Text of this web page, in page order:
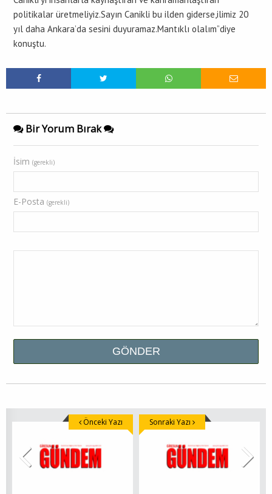
politikalar üretmeliyiz.Sayın Canikli bu ilden giderse,ilimiz 20
yıl daha Ankara’da sesini duyuramaz.Mantıklı olalım”diye
konuştu.
Bir Yorum Bırak
İsim (gerekli)
E-Posta (gerekli)
Önceki Yazı Sonraki Yazı